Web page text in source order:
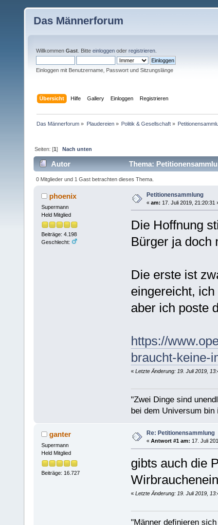
Das Männerforum
Willkommen Gast . Bitte einloggen oder registrieren
Einloggen mit Benutzername, Passwort und Sitzungslänge
Übersicht Hilfe Gallery Einloggen Registrieren
Das Männerforum » Plaudereien» Politik & Gesellschaft»
Seiten: [1]Nach unten
Autor Thema:
0 Mitglieder und 1 Gast betrachten dieses Thema.
phoenix
Supermann
Held Mitglied
Beiträge: 4.198
Geschlecht:
Petitionensammlung
« am: 17. Juli 2019, 21:20:31
Die Hoffnung
Bürger ja doch
Die erste ist
eingereicht,
aber ich poste
https://
braucht-keine-
« Letzte Änderung: 19. Juli 2019,
"Zwei Dinge sind
bei dem Universum
ganter
Supermann
Held Mitglied
Beiträge: 16.727
Re: Petitionensammlung
« Antwort #1 am: 17. Juli
gibts auch die
« Letzte Änderung: 19. Juli 2019,
"Männer definieren